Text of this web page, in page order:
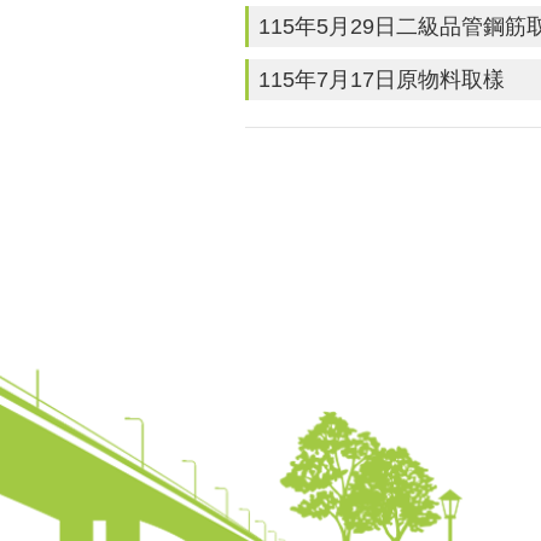
115年5月29日二級品管鋼筋
115年7月17日原物料取樣